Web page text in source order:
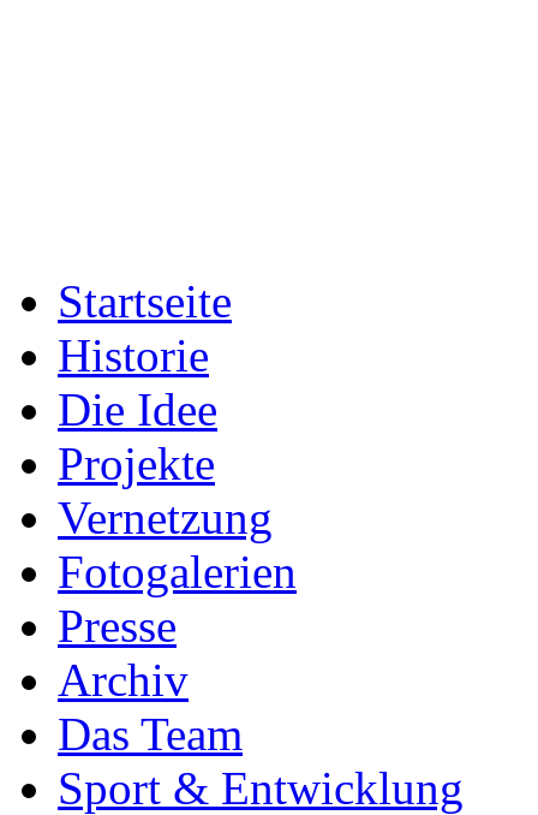
Startseite
Historie
Die Idee
Projekte
Vernetzung
Fotogalerien
Presse
Archiv
Das Team
Sport & Entwicklung